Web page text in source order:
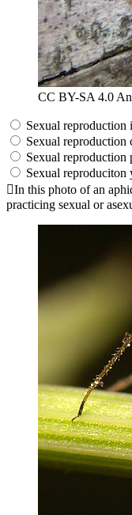
CC BY-SA 4.0
Sexual reproduction
Sexual reproduction
Sexual reproduction
Sexual
In this photo of an
practicing sexual or